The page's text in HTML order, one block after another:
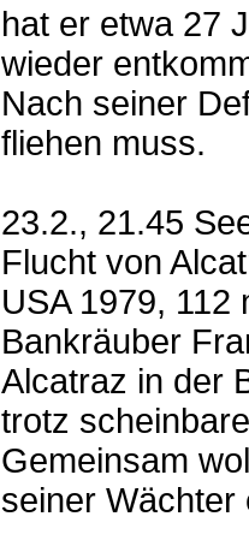
hat er etwa 27
wieder
Nach seiner
fliehen muss.
23.2., 21.45
Flucht von
USA 1979, 112
Bankräuber
Alcatraz in der
trotz
Gemeinsam
seiner Wächter